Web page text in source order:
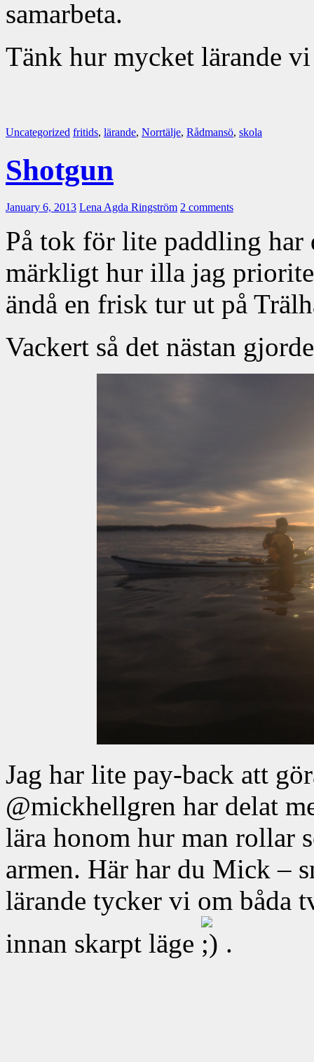
samarbeta.
Tänk hur mycket lärande
Uncategorized fritids, lärande, Norrtälje, Rådmansö, skola
Shotgun
January 6, 2013 Lena Agda Ringström 2 comments
På tok för lite paddling
märkligt hur illa jag
ändå en frisk tur ut på
Vackert så det nästan
Jag har lite pay-back att
@mickhellgren har delat
lära honom hur man rollar
armen. Här har du Mick –
lärande tycker vi om båda
innan skarpt läge
.